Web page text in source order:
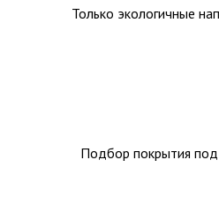
Только экологичные
Подбор покрытия